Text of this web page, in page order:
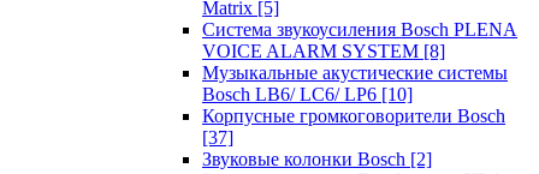
Matrix [5]
Система звукоусиления Bosch PLENA
VOICE ALARM SYSTEM [8]
Музыкальные акустические системы
Bosch LB6/ LC6/ LP6 [10]
Корпусные громкоговорители Bosch
[37]
Звуковые колонки Bosch [2]